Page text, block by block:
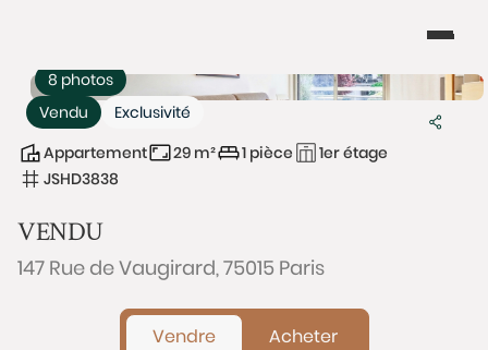
Vendu Exclusivité
8 photos
Appartement 29 m² 1 pièce
1er étage
JSHD3838
VENDU
147 Rue de Vaugirard, 75015 Paris
Vendre Acheter